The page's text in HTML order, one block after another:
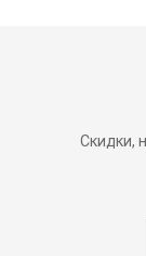
Скидки,